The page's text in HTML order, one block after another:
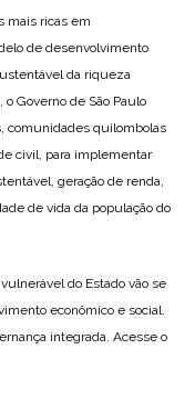
mais ricas em
de desenvolvimento
da riqueza
Governo de São Paulo
comunidades quilombolas
civil, para implementar
geração de renda,
de vida da população do
do Estado vão se
econômico e social.
integrada. Acesse o